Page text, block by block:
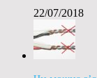
22/07/2018